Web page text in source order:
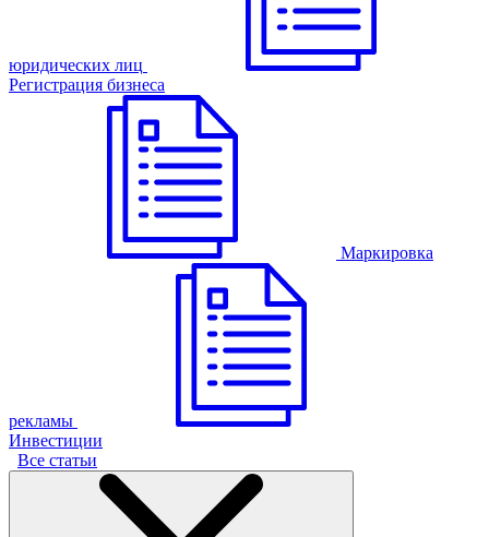
юридических лиц
Регистрация бизнеса
Маркировка
рекламы
Инвестиции
Все статьи